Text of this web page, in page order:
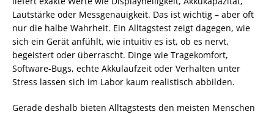
Lautstärke oder Messgenauigkeit. Das ist wichtig – aber oft
nur die halbe Wahrheit. Ein Alltagstest zeigt dagegen, wie
sich ein Gerät anfühlt, wie intuitiv es ist, ob es nervt,
begeistert oder überrascht. Dinge wie Tragekomfort,
Software-Bugs, echte Akkulaufzeit oder Verhalten unter
Stress lassen sich im Labor kaum realistisch abbilden.
Gerade deshalb bieten Alltagstests den meisten Menschen